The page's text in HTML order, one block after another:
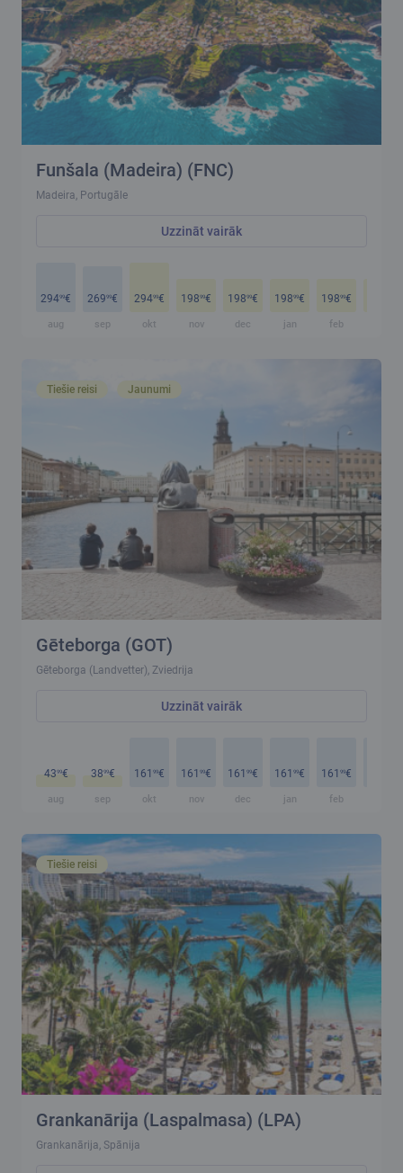
Funšala (Madeira) (FNC)
Madeira, Portugāle
Uzzināt vairāk
29499€
aug
26999€
sep
29499€
okt
19899€
nov
19899€
dec
19899€
jan
19899€
feb
Tiešie reisi Jaunumi
Gēteborga (GOT)
Gēteborga (Landvetter), Zviedrija
Uzzināt vairāk
4399€
aug
3899€
sep
161 99€
okt
161 99€
nov
161 99€
dec
161 99€
jan
161 99€
feb
Tiešie reisi
Grankanārija (Laspalmasa) (LPA)
Grankanārija, Spānija